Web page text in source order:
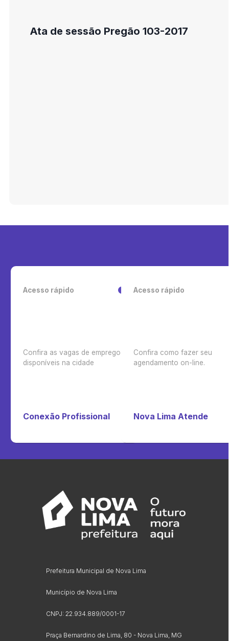
Ata de sessão Pregão 103-2017
Acesso rápido
Confira as vagas de emprego
disponíveis na cidade
Conexão Profissional
Acesso rápido
Confira como fazer seu
agendamento on-line.
Nova Lima Atende
Prefeitura Municipal de Nova Lima
Município de Nova Lima
CNPJ: 22.934.889/0001-17
Praça Bernardino de Lima, 80 - Nova Lima, MG